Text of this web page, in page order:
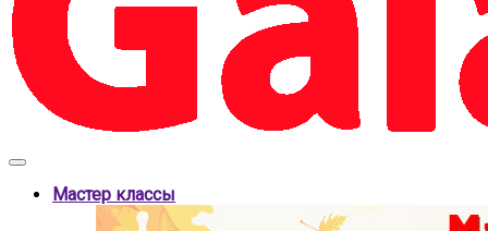
Мастер классы